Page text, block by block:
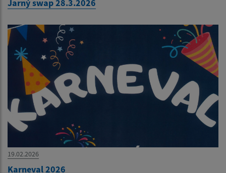
Jarný swap 28.3.2026
19.02.2026
Karneval 2026